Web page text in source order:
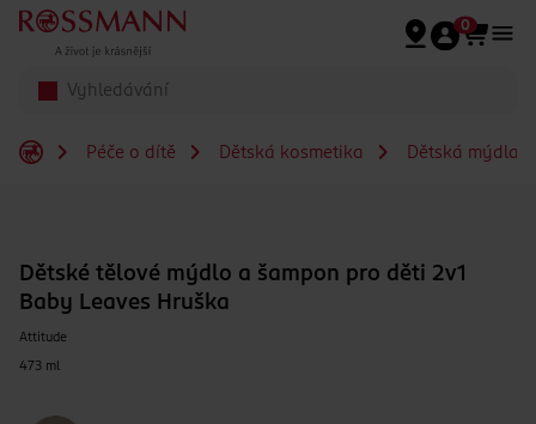
Přeskočit na hlavmní obsah
0
Péče o dítě Dětská kosmetika Dětská mýdla,
Dětské tělové mýdlo a šampon pro děti 2v1
Baby Leaves Hruška
Attitude
473 ml